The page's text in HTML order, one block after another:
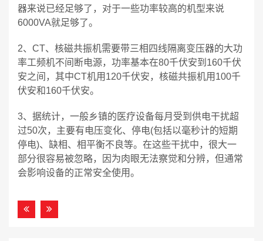
器来说已经足够了，对于一些功率较高的机型来说
6000VA就足够了。
2、CT、核磁共振机需要带三相四线隔离变压器的大功
率工频机不间断电源，功率基本在80千伏安到160千伏
安之间，其中CT机用120千伏安，核磁共振机用100千
伏安和160千伏安。
3、据统计，一般乡镇的医疗设备每月受到供电干扰超
过50次，主要有电压变化、停电(包括以毫秒计的短期
停电)、缺相、相平衡不良等。在这些干扰中，很大一
部分很容易被忽略，因为肉眼无法察觉和分辨，但通常
会影响设备的正常安全使用。